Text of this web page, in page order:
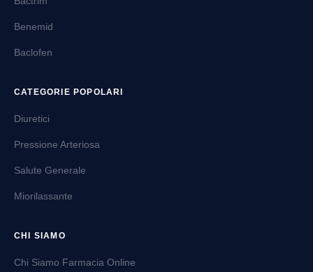
Benemid
Baclofen
CATEGORIE POPOLARI
Diuretici
Pressione Arteriosa
Salute Generale
Miorilassante
CHI SIAMO
Chi Siamo Farmacia Online